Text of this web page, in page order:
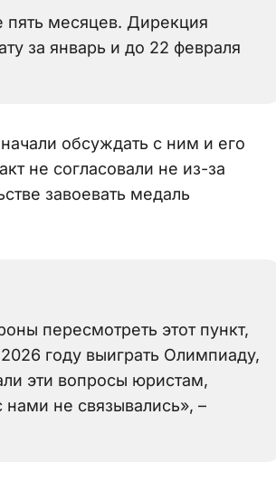
пять месяцев. Дирекция
за январь и до 22 февраля
обсуждать с ним и его
не согласовали не из-за
завоевать медаль
пересмотреть этот пункт,
году выиграть Олимпиаду,
эти вопросы юристам,
нами не связывались», –